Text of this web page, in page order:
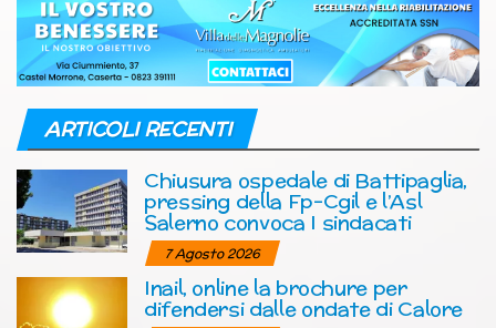
ARTICOLI RECENTI
Chiusura ospedale di Battipaglia,
pressing della Fp-Cgil e l’Asl
Salerno convoca I sindacati
7 Agosto 2026
Inail, online la brochure per
difendersi dalle ondate di Calore